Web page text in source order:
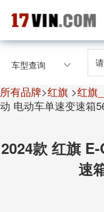
17VIN车
汽配数据
汽配产品
汽配产品
车型查询
所有品牌>红旗 >红旗
动 电动车单速变速箱
2024款 红旗
速